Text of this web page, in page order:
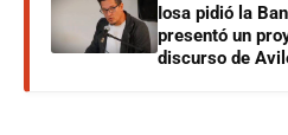
Iosa pidió la
presentó un
discurso de